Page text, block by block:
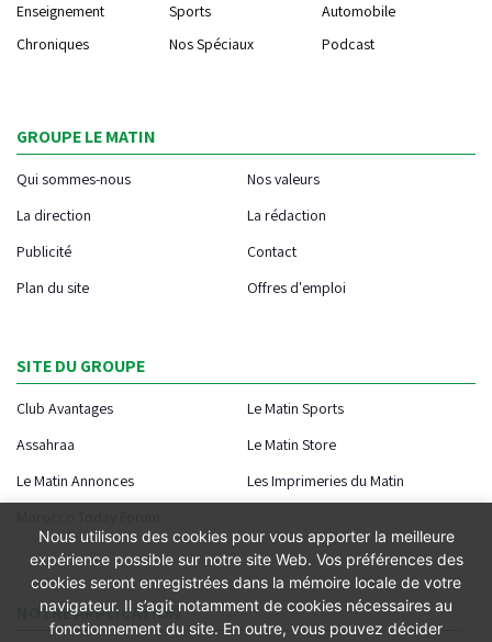
Enseignement
Sports
Automobile
Chroniques
Nos Spéciaux Podcast
GROUPE LE MATIN
Qui sommes-nous
Nos valeurs
La direction
La rédaction
Publicité
Contact
Plan du site
Offres d'emploi
SITE DU GROUPE
Club Avantages
Le Matin Sports
Assahraa
Le Matin Store
Le Matin Annonces
Les Imprimeries du Matin
NOTRE APPLICATION
Nous utilisons des cookies pour vous apporter la meilleure
expérience possible sur notre site Web. Vos préférences des
cookies seront enregistrées dans la mémoire locale de votre
navigateur. Il s’agit notamment de cookies nécessaires au
fonctionnement du site. En outre, vous pouvez décider